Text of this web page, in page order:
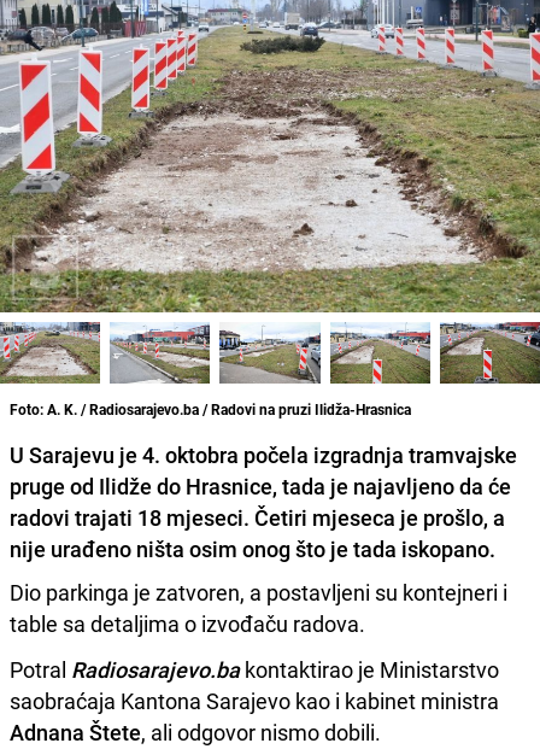
Foto: A. K. / Radiosarajevo.ba / Radovi na pruzi Ilidža-Hrasnica
U Sarajevu je 4. oktobra počela izgradnja tramvajske
pruge od Ilidže do Hrasnice, tada je najavljeno da će
radovi trajati 18 mjeseci. Četiri mjeseca je prošlo, a
nije urađeno ništa osim onog što je tada iskopano.
Dio parkinga je zatvoren, a postavljeni su kontejneri i
table sa detaljima o izvođaču radova.
Potral Radiosarajevo.ba kontaktirao je Ministarstvo
saobraćaja Kantona Sarajevo kao i kabinet ministra
Adnana Štete, ali odgovor nismo dobili.